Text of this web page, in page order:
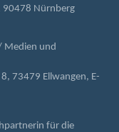
90478 Nürnberg
Medien und
73479 Ellwangen, E-
für die